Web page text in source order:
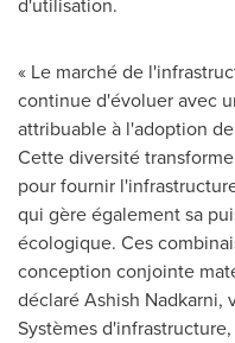
« Le marché de
continue d'évoluer avec
attribuable à l'adoption
Cette diversité
pour fournir
qui gère également sa
écologique. Ces
conception conjointe
déclaréAshish Nadkarni,
Systèmes